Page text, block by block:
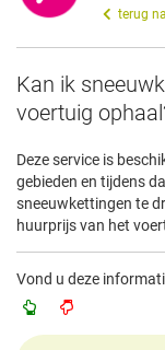
terug
​Kan ik
voertuig
Deze service is
gebieden en tijdens
sneeuwkettingen te
huurprijs van het
Vond u deze